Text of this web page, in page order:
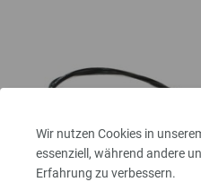
Wir nutzen Cookies in
essenziell, während andere
Erfahrung zu verbessern.